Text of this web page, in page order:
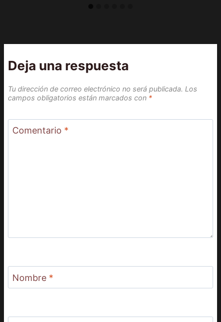
Deja una respuesta
Tu dirección de correo electrónico no será publicada. Los
campos obligatorios están marcados con *
Comentario *
Nombre *